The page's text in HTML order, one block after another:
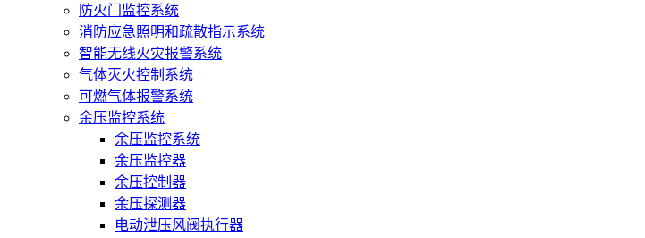
防火门监控系统
消防应急照明和疏散指示系统
智能无线火灾报警系统
气体灭火控制系统
可燃气体报警系统
余压监控系统
余压监控系统
余压监控器
余压控制器
余压探测器
电动泄压风阀执行器